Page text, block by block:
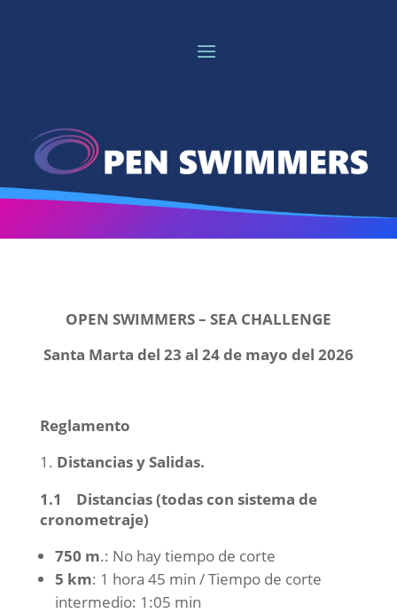
OPEN SWIMMERS – SEA CHALLENGE
Santa Marta del 23 al 24 de mayo del 2026
Reglamento
Distancias y Salidas.
1.1 Distancias (todas con sistema de
cronometraje)
750 m.: No hay tiempo de corte
5 km: 1 hora 45 min / Tiempo de corte
intermedio: 1:05 min